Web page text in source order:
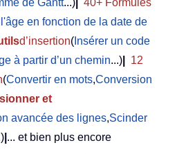
en fonction de la date de
d’insertion( Insérer un code
à partir d’un chemin...)
12
(Convertir en mots,Conversion
et
avancée des lignes,Scinder
... et bien plus encore